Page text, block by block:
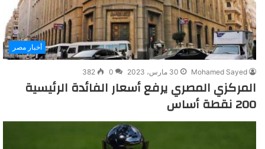
أخبار مصر
Mohamed Sayed 30 مارس، 2023 0
382
المركزي المصري يرفع أسعار الفائدة الرئيسية
200 نقطة أساس